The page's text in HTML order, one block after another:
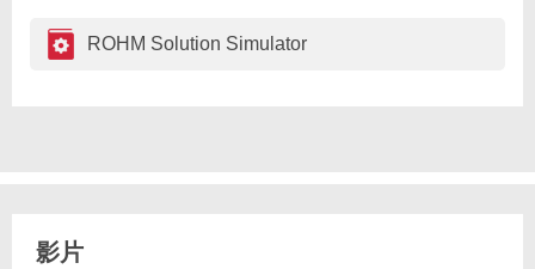
ROHM Solution Simulator
影片